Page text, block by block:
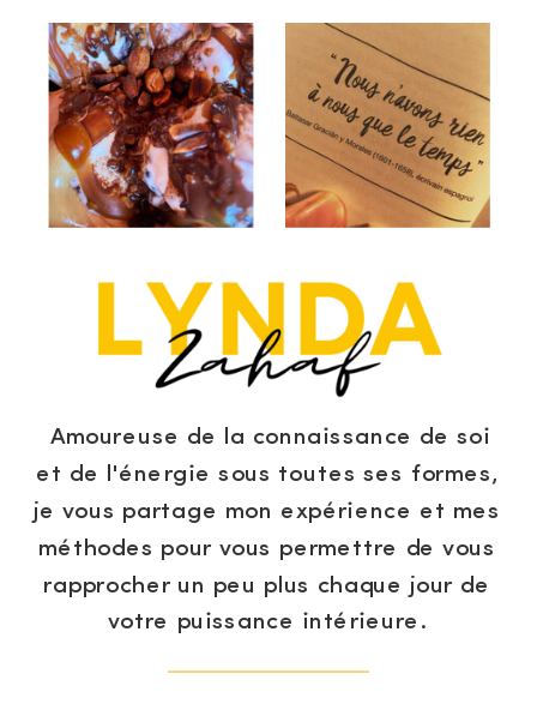
Amoureuse de la connaissance de soi
et de l'énergie sous toutes ses formes,
je vous partage mon expérience et mes
méthodes pour vous permettre de vous
rapprocher un peu plus chaque jour de
votre puissance intérieure.